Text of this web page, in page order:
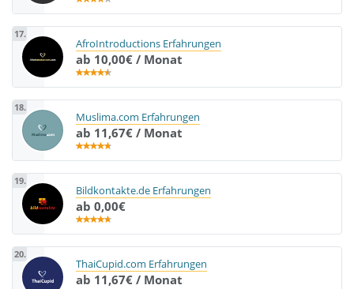
17.
AfroIntroductions Erfahrungen
ab 10,00€ / Monat
18.
Muslima.com Erfahrungen
ab 11,67€ / Monat
19.
Bildkontakte.de Erfahrungen
ab 0,00€
20.
ThaiCupid.com Erfahrungen
ab 11,67€ / Monat